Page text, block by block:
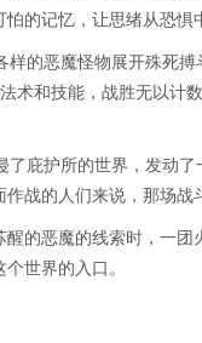
的记忆，让思绪从恐惧
的恶魔怪物展开殊死搏
术和技能，战胜无以计
庇护所的世界，发动了
战的人们来说，那场战
的恶魔的线索时，一团
世界的入口。